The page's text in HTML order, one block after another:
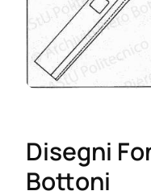
Disegni
Bottoni